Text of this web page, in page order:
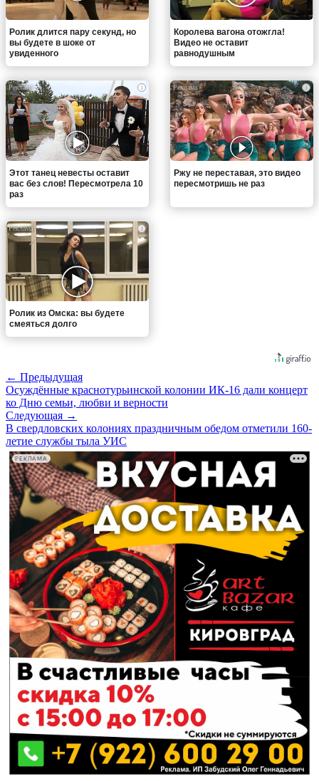
Ролик длится пару секунд, но
вы будете в шоке от
увиденного
Королева вагона отожгла!
Видео не оставит
равнодушным
i
Этот танец невесты оставит
вас без слов! Пересмотрела 10
раз
i
Ржу не переставая, это видео
пересмотришь не раз
i
Ролик из Омска: вы будете
смеяться долго
← Предыдущая
Осуждённые краснотурьинской колонии ИК-16 дали концерт
ко Дню семьи, любви и верности
Следующая →
В свердловских колониях праздничным обедом отметили 160-
летие службы тыла УИС
РЕКЛАМА